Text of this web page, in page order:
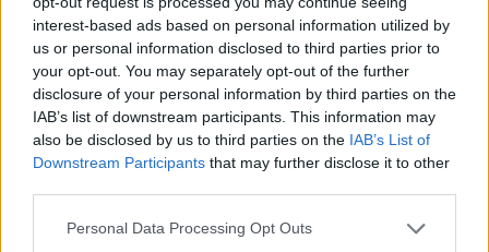
interest-based ads based on personal information utilized by
us or personal information disclosed to third parties prior to
your opt-out. You may separately opt-out of the further
disclosure of your personal information by third parties on the
IAB’s list of downstream participants. This information may
also be disclosed by us to third parties on the IAB’s List of
Downstream Participants that may further disclose it to other
Please note that this website/app uses one or more Google
Personal Data Processing Opt Outs